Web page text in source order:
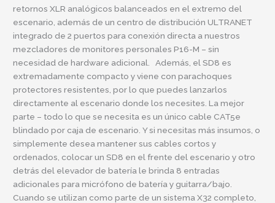
retornos XLR analógicos balanceados en el extremo del
escenario, además de un centro de distribución ULTRANET
integrado de 2 puertos para conexión directa a nuestros
mezcladores de monitores personales P16-M – sin
necesidad de hardware adicional. Además, el SD8 es
extremadamente compacto y viene con parachoques
protectores resistentes, por lo que puedes lanzarlos
directamente al escenario donde los necesites. La mejor
parte – todo lo que se necesita es un único cable CAT5e
blindado por caja de escenario. Y si necesitas más insumos, o
simplemente desea mantener sus cables cortos y
ordenados, colocar un SD8 en el frente del escenario y otro
detrás del elevador de batería le brinda 8 entradas
adicionales para micrófono de batería y guitarra/bajo.
Cuando se utilizan como parte de un sistema X32 completo,